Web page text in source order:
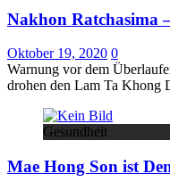
Nakhon Ratchasima
Oktober 19, 2020 0
Warnung vor dem
drohen den Lam Ta Khong
Gesundheit
Mae Hong Son ist